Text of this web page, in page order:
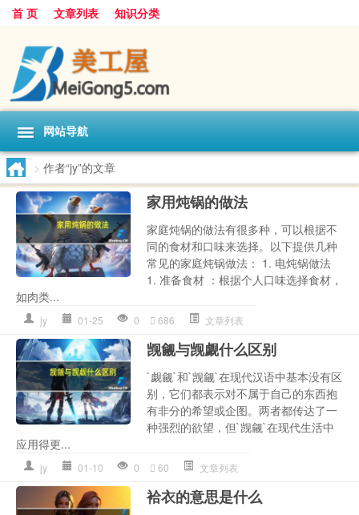
首 页 文章列表 知识分类
网站导航
> 作者“jy”的文章
家用炖锅的做法
家庭炖锅的做法有很多种，可以根据不
同的食材和口味来选择。以下提供几种
常见的家庭炖锅做法： 1. 电炖锅做法
1. 准备食材 ：根据个人口味选择食材，
如肉类...
jy 01-25 0 686 文章列表
觊觎与觊觑什么区别
`觑觎`和`觊觎`在现代汉语中基本没有区
别，它们都表示对不属于自己的东西抱
有非分的希望或企图。两者都传达了一
种强烈的欲望，但`觊觎`在现代生活中
应用得更...
jy 01-10 0 60 文章列表
袷衣的意思是什么